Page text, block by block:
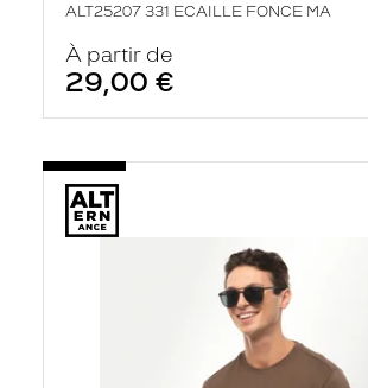
ALT25207 331 ECAILLE FONCE MA
À partir de
29,00 €